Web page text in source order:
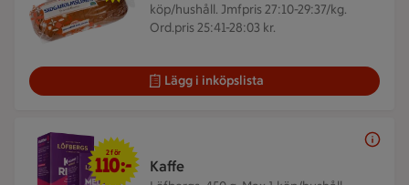
köp/hushåll. Jmfpris 27:10-29:37/kg.
Ord.pris 25:41-28:03 kr.
Lägg i inköpslista
Kaffe
2 för 110 kr
2 för
110:-